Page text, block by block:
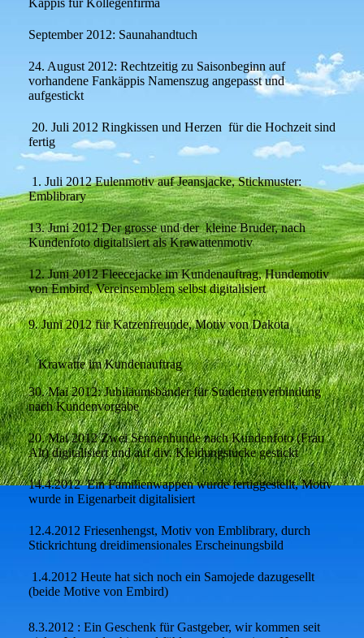
Käppis für Kollegenfirma
September 2012: Saunahandtuch
24. August 2012: Rechtzeitig zu Saisonbeginn auf
vorhandene Fankäppis Namenszug angepasst und
aufgestickt
20. Juli 2012 Ringkissen und Herzen für die Hochzeit sind
fertig
1. Juli 2012 Eulenmotiv auf Jeansjacke, Stickmuster:
Emblibrary
13. Juni 2012 Der grosse und der kleine Bruder, nach
Kundenfoto digitalisiert als Krawattenmotiv
12. Juni 2012 Fleecejacke im Kundenauftrag, Hundemotiv
von Embird, Vereinsemblem selbst digitalisiert
9. Juni 2012 für Katzenfreunde, Motiv von Dakota
Krawatte im Kundenauftrag
30. Mai 2012: Jubiläumsbänder für Studentenverbindung
nach Kundenvorgabe
20. Mai 2012 Zwei Sennenhunde nach Kundenfoto (Frau
Alt) digitalisiert und auf div. Kleidungstücke gestickt
14.4.2012 Ein Familienwappen wurde fertiggestellt, Motiv
wurde in Eigenarbeit digitalisiert
12.4.2012 Friesenhengst, Motiv von Emblibrary, durch
Stickrichtung dreidimensionales Erscheinungsbild
1.4.2012 Heute hat sich noch ein Samojede dazugesellt
(beide Motive von Embird)
8.3.2012 : Ein Geschenk für Gastgeber, wir kommen seit